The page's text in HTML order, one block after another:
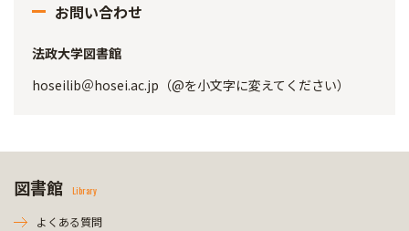
お問い合わせ
法政大学図書館
hoseilib＠hosei.ac.jp（@を小文字に変えてください）
図書館 Library
よくある質問